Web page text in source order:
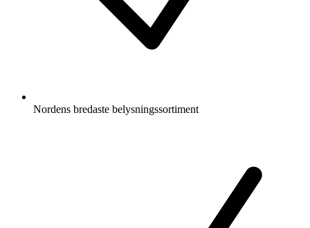
Nordens bredaste belysningssortiment